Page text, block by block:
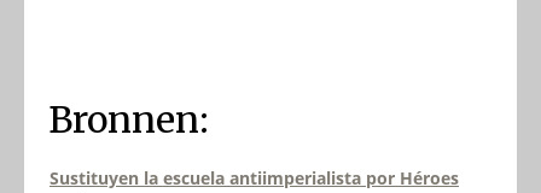
Bronnen:
Sustituyen la escuela antiimperialista por Héroes